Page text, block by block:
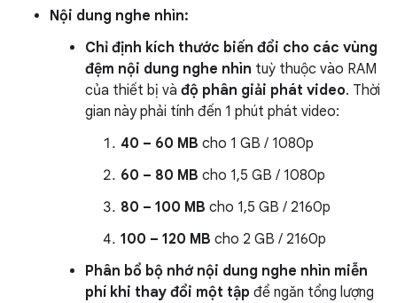
Nội dung nghe nhìn:
Chỉ định kích thước biến đổi cho các vùng
đệm nội dung nghe nhìn tuỳ thuộc vào RAM
của thiết bị và độ phân giải phát video. Thời
gian này phải tính đến 1 phút phát video:
40 – 60 MB cho 1 GB / 1080p
60 – 80 MB cho 1,5 GB / 1080p
80 – 100 MB cho 1,5 GB / 2160p
100 – 120 MB cho 2 GB / 2160p
Phân bổ bộ nhớ nội dung nghe nhìn miễn
phí khi thay đổi một tập để ngăn tổng lượng